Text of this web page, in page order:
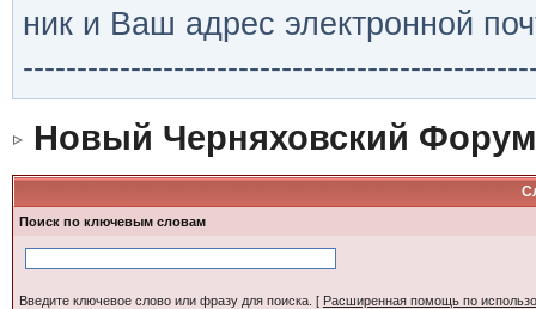
ник и Ваш адрес электронной
Новый Черняховский Форум
Поиск по ключевым словам
Введите ключевое слово или фразу для поиска. [ Расширенная помощь по